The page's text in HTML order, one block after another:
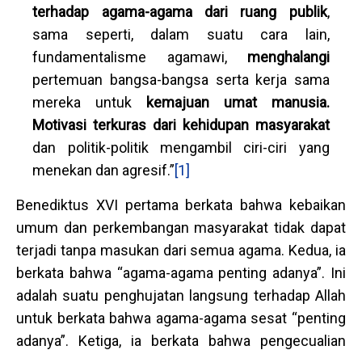
terhadap agama-agama dari ruang publik,
sama seperti, dalam suatu cara lain,
fundamentalisme agamawi, menghalangi
pertemuan bangsa-bangsa serta kerja sama
mereka untuk
kemajuan umat manusia.
Motivasi terkuras dari kehidupan masyarakat
dan politik-politik mengambil ciri-ciri yang
menekan dan agresif.”[1]
Benediktus XVI pertama berkata bahwa kebaikan
umum dan perkembangan masyarakat tidak dapat
terjadi tanpa masukan dari semua agama. Kedua, ia
berkata bahwa “agama-agama penting adanya”. Ini
adalah suatu penghujatan langsung terhadap Allah
untuk berkata bahwa agama-agama sesat “penting
adanya”. Ketiga, ia berkata bahwa pengecualian